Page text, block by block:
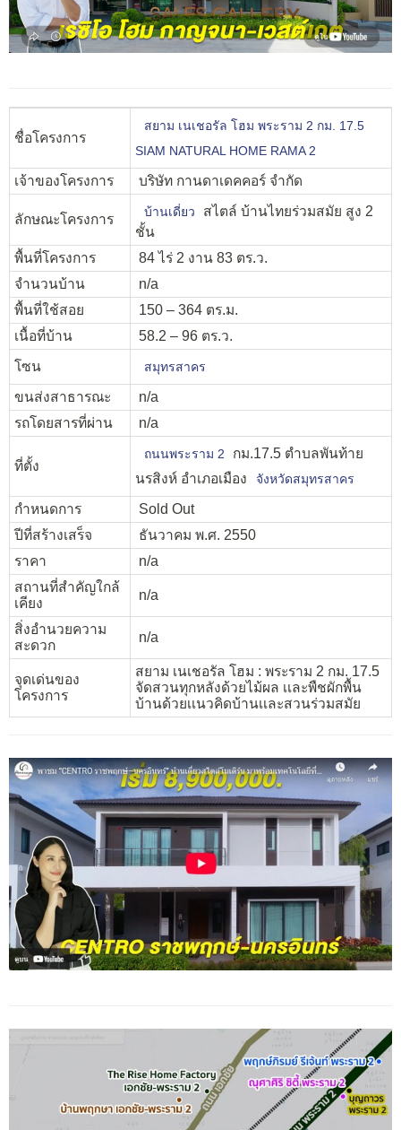
ชื่อโครงการ
สยาม เนเชอรัล โฮม พระราม 2 กม. 17.5
SIAM NATURAL HOME RAMA 2
เจ้าของโครงการ บริษัท กานดาเดคคอร์ จำกัด
ลักษณะโครงการ บ้านเดี่ยว
สไตล์ บ้านไทยร่วมสมัย สูง 2
ชั้น
พื้นที่โครงการ
84 ไร่ 2 งาน 83 ตร.ว.
จำนวนบ้าน
n/a
พื้นที่ใช้สอย
150 – 364 ตร.ม.
เนื้อที่บ้าน
58.2 – 96 ตร.ว.
โซน
สมุทรสาคร
ขนส่งสาธารณะ
n/a
รถโดยสารที่ผ่าน
n/a
ที่ตั้ง
ถนนพระราม 2
กม.17.5 ตำบลพันท้าย
นรสิงห์ อำเภอเมือง
จังหวัดสมุทรสาคร
กำหนดการ
Sold Out
ปีที่สร้างเสร็จ
ธันวาคม พ.ศ. 2550
ราคา
n/a
สถานที่สำคัญใกล้
เคียง
n/a
สิ่งอำนวยความ
สะดวก
n/a
จุดเด่นของ
โครงการ
สยาม เนเชอรัล โฮม : พระราม 2 กม. 17.5
จัดสวนทุกหลังด้วยไม้ผล เเละพืชผักพื้น
บ้านด้วยเเนวคิดบ้านเเละสวนร่วมสมัย